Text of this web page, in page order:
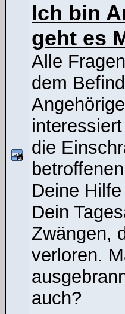
Ich bin
geht es
Alle
dem
die
Deine
Dein
Zwängen,
verloren.
auch?